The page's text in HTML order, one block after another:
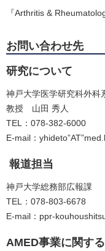
『Arthritis &
お問い合わせ先
研究について
神戸大学医学研究科外科
教授 山田 秀人
TEL：078-382-6000
E-mail：
報道担当
神戸大学総務部広報課
TEL：078-803-6678
E-mail：ppr-
AMED事業に関す